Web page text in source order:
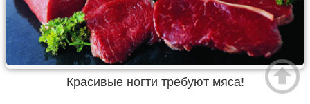
Красивые ногти требуют мяса!